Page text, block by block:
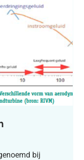
bij